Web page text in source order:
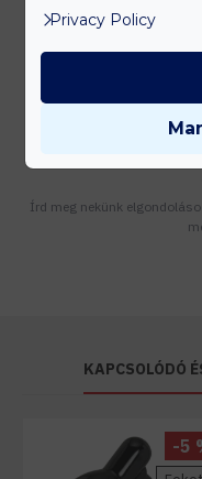
Készleten lévő
Írd meg nekünk
KAPCSOLÓDÓ
-5
Privacy Policy